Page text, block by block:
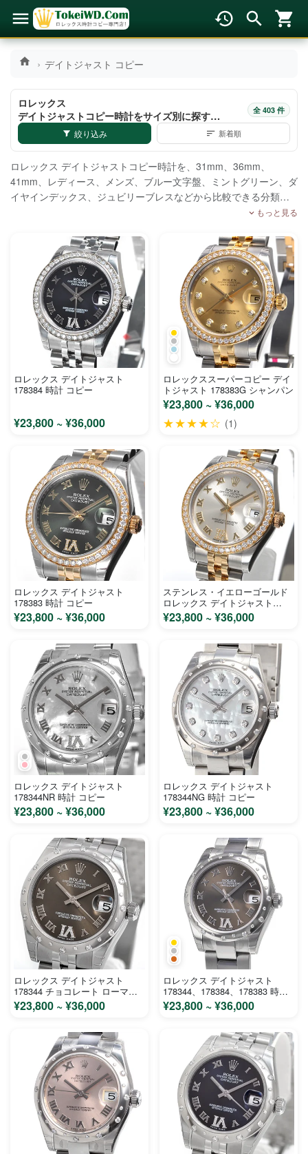
デイトジャスト コピー
ロレックス
デイトジャストコピー時計をサイズ別に探す
（8ページ目）
全 403 件
絞り込み 新着順
ロレックス デイトジャストコピー時計を、31mm、36mm、
41mm、レディース、メンズ、ブルー文字盤、ミントグリーン、ダ
イヤインデックス、ジュビリーブレスなどから比較できる分類ペ
ージです。商品数が多いため、サイズ、文字盤色、ベゼル、価格
もっと見る
ロレックス デイトジャスト
178384 時計 コピー
¥23,800 ~ ¥36,000
ロレックススーパーコピー デイ
トジャスト 178383G シャンパン
¥23,800 ~ ¥36,000
★★★★☆ (1)
ロレックス デイトジャスト
178383 時計 コピー
¥23,800 ~ ¥36,000
ステンレス・イエローゴールド
ロレックス デイトジャスト
178383
¥23,800 ~ ¥36,000
ロレックス デイトジャスト
178344NR 時計 コピー
¥23,800 ~ ¥36,000
ロレックス デイトジャスト
178344NG 時計 コピー
¥23,800 ~ ¥36,000
ロレックス デイトジャスト
178344 チョコレート ローマ文
字盤 ステンレス ホワイトゴール
ド ユニセックス 時計 コピー
¥23,800 ~ ¥36,000
ロレックス デイトジャスト
178344、178384、178383 時計
コピー
¥23,800 ~ ¥36,000